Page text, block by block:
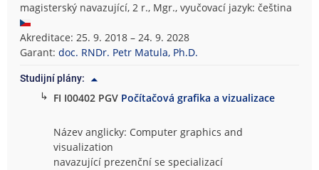
magisterský navazující, 2 r., Mgr., vyučovací jazyk: čeština
Akreditace: 25. 9. 2018 – 24. 9. 2028
Garant:doc. RNDr. Petr Matula, Ph.D.
Studijní plány:
↳ FI I00402 PGV Počítačová grafika a vizualizace
Název anglicky: Computer graphics and
visualization
navazující prezenční se specializací